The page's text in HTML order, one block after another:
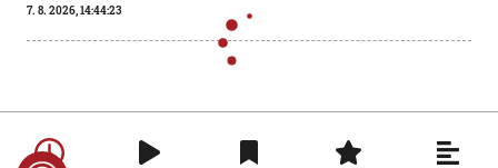
7. 8. 2026, 14:44:23